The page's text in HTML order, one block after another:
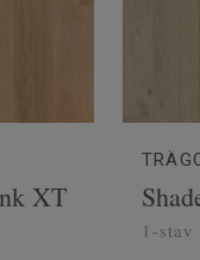
XT
1-stav